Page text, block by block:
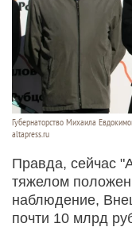
Губернаторство Михаила
altapress.ru
Правда, сейчас
тяжелом
наблюдение,
почти 10 млрд